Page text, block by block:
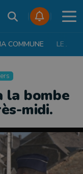
COMMUNE LE JT
la bombe
midi.